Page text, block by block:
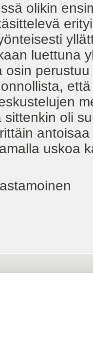
olikin
luettuna
osin
oli
uskoa